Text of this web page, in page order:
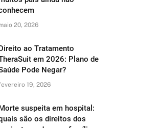
20, 2026
Direito ao Tratamento
em 2026: Plano de
Pode Negar?
19, 2026
Morte suspeita em hospital:
são os direitos dos